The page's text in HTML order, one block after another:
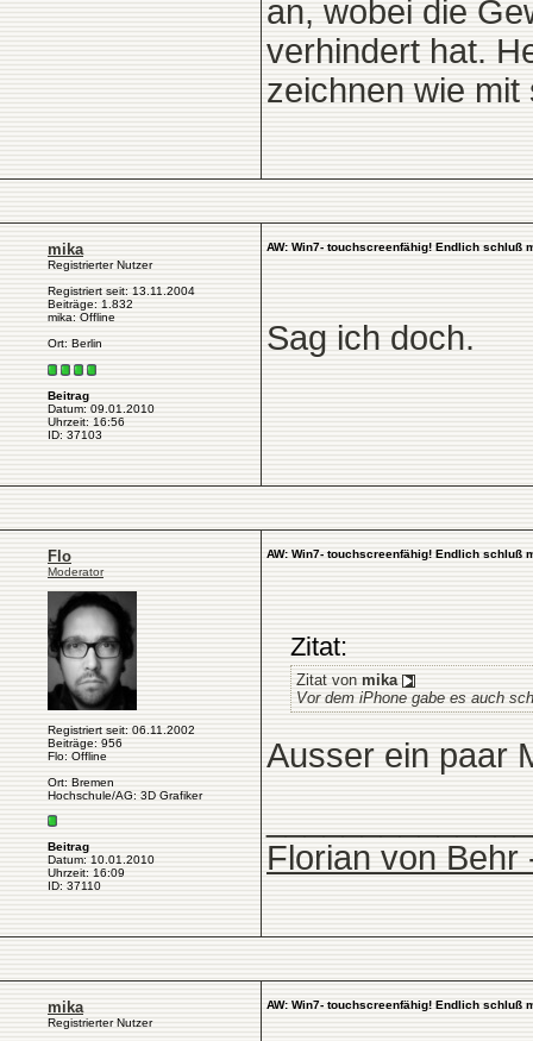
an, wobei die
verhindert hat.
zeichnen wie mit
mika
Registrierter Nutzer
Registriert seit: 13.11.2004
Beiträge: 1.832
mika: Offline
Ort: Berlin
Beitrag
Datum: 09.01.2010
Uhrzeit: 16:56
ID: 37103
AW: Win7- touchscreenfähig! Endlich schluß
Sag ich doch.
Flo
Moderator
Registriert seit: 06.11.2002
Beiträge: 956
Flo: Offline
Ort: Bremen
Hochschule/AG: 3D Grafiker
Beitrag
Datum: 10.01.2010
Uhrzeit: 16:09
ID: 37110
AW: Win7- touchscreenfähig! Endlich schluß
Zitat:
Zitat von mika
Vor dem iPhone gabe es auch
Ausser ein paar
Florian von Behr
mika
Registrierter Nutzer
AW: Win7- touchscreenfähig! Endlich schluß